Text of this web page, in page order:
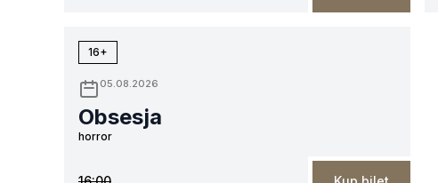
16+
05.08.2026
Obsesja
horror